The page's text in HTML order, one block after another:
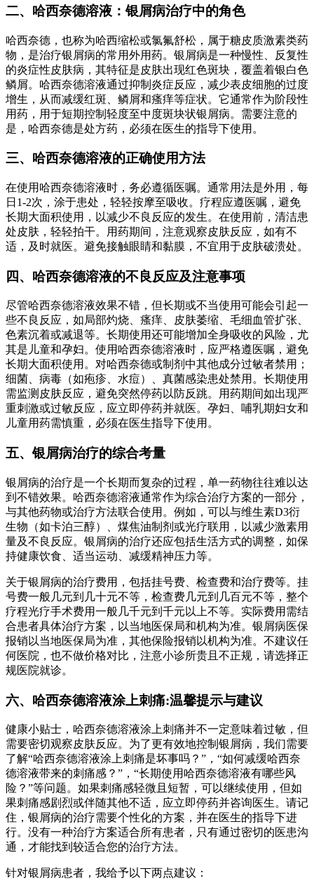
二、哈西奈德溶液：银屑病治疗中的角色
哈西奈德，也称为哈西缩松或氯氟舒松，属于糖皮质激素类药
物，是治疗银屑病的常用外用药。银屑病是一种慢性、反复性
的炎症性皮肤病，其特征是皮肤出现红色斑块，覆盖着银白色
鳞屑。哈西奈德溶液通过抑制炎症反应，减少表皮细胞的过度
增生，从而减缓红斑、鳞屑和瘙痒等症状。它通常作为阶段性
用药，用于短期控制轻度至中度斑块状银屑病。需要注意的
是，哈西奈德是处方药，必须在医生的指导下使用。
三、哈西奈德溶液的正确使用方法
在使用哈西奈德溶液时，务必遵循医嘱。通常用法是外用，每
日1-2次，涂于患处，轻轻按摩至吸收。疗程应遵医嘱，避免
长期大面积使用，以减少不良反应的发生。在使用前，清洁患
处皮肤，轻轻拍干。用药期间，注意观察皮肤反应，如有不
适，及时就医。避免接触眼睛和黏膜，不宜用于皮肤破溃处。
四、哈西奈德溶液的不良反应及注意事项
尽管哈西奈德溶液效果不错，但长期或不当使用可能会引起一
些不良反应，如局部灼烧、瘙痒、皮肤萎缩、毛细血管扩张、
色素沉着或减退等。长期使用还可能增加全身吸收的风险，尤
其是儿童和孕妇。使用哈西奈德溶液时，应严格遵医嘱，避免
长期大面积使用。对哈西奈德或制剂中其他成分过敏者禁用；
细菌、病毒（如疱疹、水痘）、真菌感染患处禁用。长期使用
需监测皮肤反应，避免突然停药以防反跳。用药期间如出现严
重刺激或过敏反应，应立即停药并就医。孕妇、哺乳期妇女和
儿童用药需慎重，必须在医生指导下使用。
五、银屑病治疗的综合考量
银屑病的治疗是一个长期而复杂的过程，单一药物往往难以达
到不错效果。哈西奈德溶液通常作为综合治疗方案的一部分，
与其他药物或治疗方法联合使用。例如，可以与维生素D3衍
生物（如卡泊三醇）、煤焦油制剂或光疗联用，以减少激素用
量及不良反应。银屑病的治疗还应包括生活方式的调整，如保
持健康饮食、适当运动、减缓精神压力等。
关于银屑病的治疗费用，包括挂号费、检查费和治疗费等。挂
号费一般几元到几十元不等，检查费几元到几百元不等，整个
疗程光疗手术费用一般几千元到千元以上不等。实际费用需结
合患者具体治疗方案，以当地医保局和机构为准。银屑病医保
报销以当地医保局为准，其他保险报销以机构为准。不建议任
何医院，也不做价格对比，注意小诊所贵且不正规，请选择正
规医院就诊。
六、哈西奈德溶液涂上刺痛:温馨提示与建议
健康小贴士，哈西奈德溶液涂上刺痛并不一定意味着过敏，但
需要密切观察皮肤反应。为了更有效地控制银屑病，我们需要
了解“哈西奈德溶液涂上刺痛是坏事吗？”，“如何减缓哈西奈
德溶液带来的刺痛感？”，“长期使用哈西奈德溶液有哪些风
险？”等问题。如果刺痛感轻微且短暂，可以继续使用，但如
果刺痛感剧烈或伴随其他不适，应立即停药并咨询医生。请记
住，银屑病的治疗需要个性化的方案，并在医生的指导下进
行。没有一种治疗方案适合所有患者，只有通过密切的医患沟
通，才能找到较适合您的治疗方法。
针对银屑病患者，我给予以下两点建议：